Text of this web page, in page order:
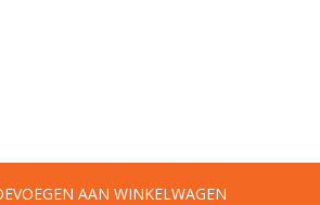
AAN WINKELWAGEN